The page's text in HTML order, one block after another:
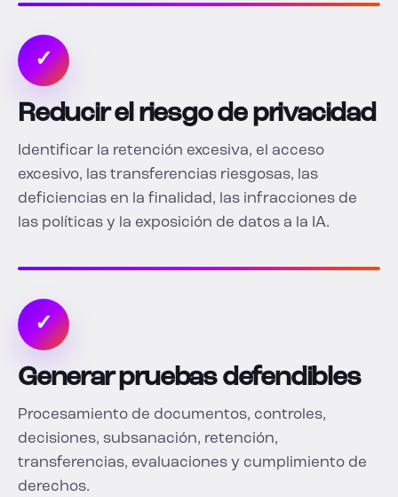
✓
Reducir el riesgo de privacidad
Identificar la retención excesiva, el acceso
excesivo, las transferencias riesgosas, las
deficiencias en la finalidad, las infracciones de
las políticas y la exposición de datos a la IA.
✓
Generar pruebas defendibles
Procesamiento de documentos, controles,
decisiones, subsanación, retención,
transferencias, evaluaciones y cumplimiento de
derechos.